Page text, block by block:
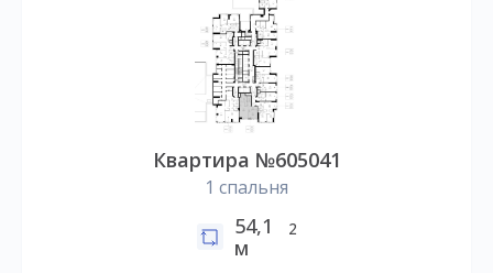
Квартира №605041
1 спальня
54,1
м
2